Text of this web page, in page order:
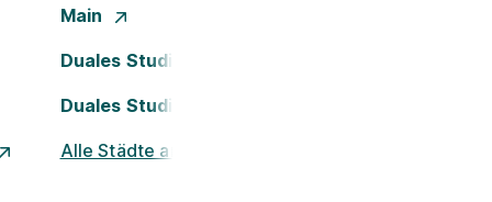
Main
Duales Studium Köln
Duales Studium Nürnberg
Alle Städte ansehen